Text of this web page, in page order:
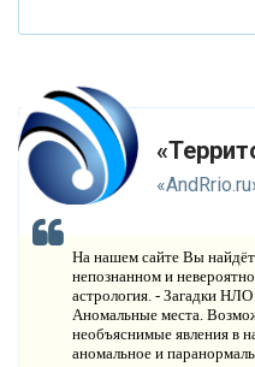
НОВЫЕ ТЕХНОЛОГИИ
РОГНОЗЫ И
П
ИДЕО НОВОСТИ
СТОРИЯ ОБО ВСЕМ НА
На нашем сайте Вы
непознанном и
астрология. - Загадки
Аномальные места.
необъяснимые явления в
аномальное и